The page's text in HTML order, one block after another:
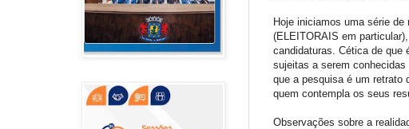
Hoje iniciamos uma série
(ELEITORAIS em
candidaturas. Cética de que
sujeitas a serem
que a pesquisa é um retrato
quem contempla os seus
Observações sobre a